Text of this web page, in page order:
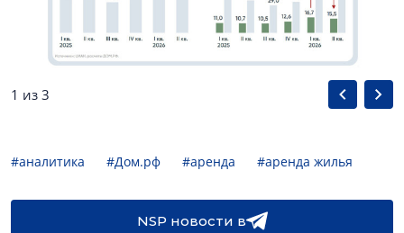
1 из 3
#аналитика #Дом.рф #аренда #аренда жилья
NSP новости в